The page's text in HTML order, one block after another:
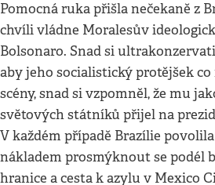
Pomocná ruka přišla nečekaně z
chvíli vládne Moralesův
Bolsonaro. Snad si
aby jeho socialistický protějšek
scény, snad si vzpomněl, že mu
světových státníků přijel na
V každém případě Brazílie
nákladem prosmýknout se podél
hranice a cesta k azylu v Mexico